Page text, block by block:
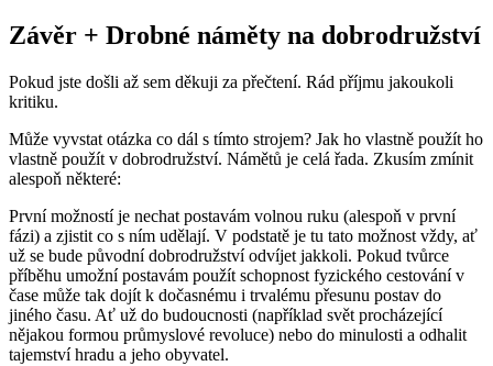
Závěr + Drobné náměty na dobrodružství
Pokud jste došli až sem děkuji za přečtení. Rád příjmu jakoukoli
kritiku.
Může vyvstat otázka co dál s tímto strojem? Jak ho vlastně použít ho
vlastně použít v dobrodružství. Námětů je celá řada. Zkusím zmínit
alespoň některé:
První možností je nechat postavám volnou ruku (alespoň v první
fázi) a zjistit co s ním udělají. V podstatě je tu tato možnost vždy, ať
už se bude původní dobrodružství odvíjet jakkoli. Pokud tvůrce
příběhu umožní postavám použít schopnost fyzického cestování v
čase může tak dojít k dočasnému i trvalému přesunu postav do
jiného času. Ať už do budoucnosti (například svět procházející
nějakou formou průmyslové revoluce) nebo do minulosti a odhalit
tajemství hradu a jeho obyvatel.